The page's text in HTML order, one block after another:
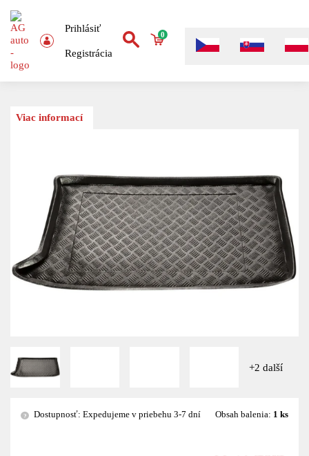
Prihlásiť
Registrácia
0
Viac informací
+2 další
? Dostupnosť: Expedujeme v priebehu 3-7 dní Obsah balenia: 1 ks